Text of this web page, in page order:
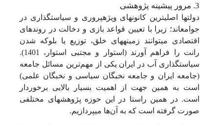
3. مرور پیشینه پژوهشی
دولت­ها اصلی­ترین کانون­های ویژه­پروری و سیاست­گذاری در
جوامع­اند؛ زیرا با تعیین قواعد بازی و دخالت در روندهای
اقتصادی می­توانند زمینه­های خلق، توزیع یا بلوکه شدن
رانت را فراهم آورند (استوار و مجتبی استوار، 1401).
سیاست­گذاری آب در ایران یکی از مهم‌ترین مسائل جامعه
(جامعه ایران و جامعه نخبگان سیاسی و نخبگان علمی)
است به همین جهت از اهمیت بسیار بالایی برخوردار
است. در همین راستا در این حوزه پژوهش­های مختلفی
صورت گرفته است که به آن‌ها می­پردازیم.